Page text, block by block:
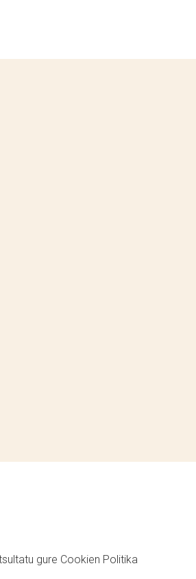
gure Cookien Politika